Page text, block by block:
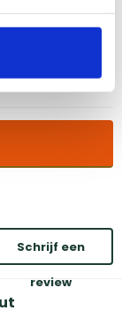
Schrijf een
review